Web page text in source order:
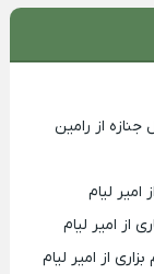
از رامین
لیام
از امیر لیام
از امیر لیام